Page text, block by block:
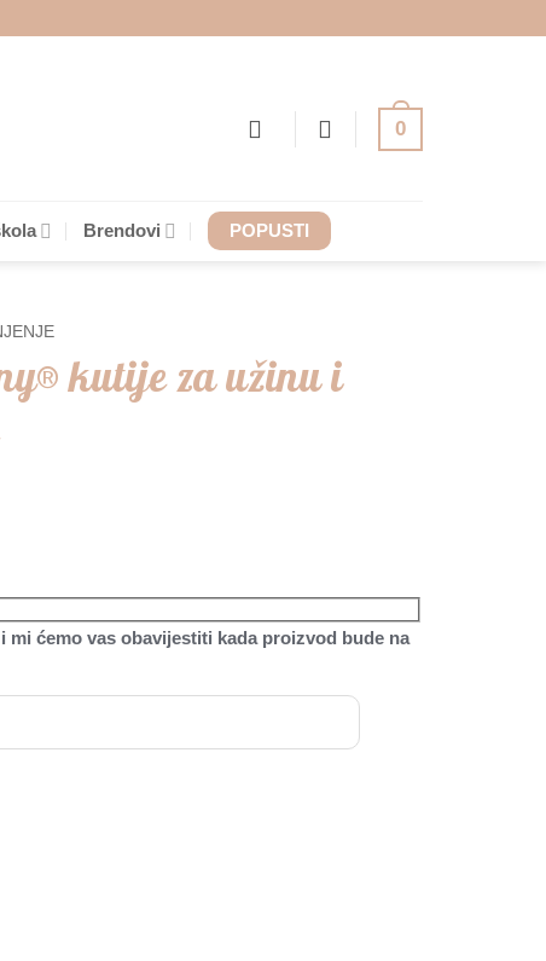
0
Brendovi POPUSTI
kutije za užinu i
mi ćemo vas obavijestiti kada proizvod bude na